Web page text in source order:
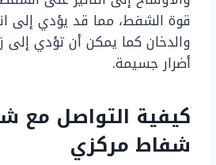
قوة الشفط، مما قد يؤدي إلى
والدخان كما يمكن أن تؤدي
أضرار جسيمة.
كيفية التواصل مع
شفاط مركزي